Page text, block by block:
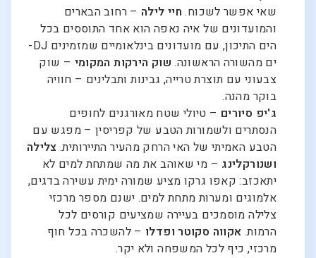
שאי אפשר לשכוח. חיי לילה – רחוב הבארים
והמועדונים של איה נאפה הוא אחד התוססים בכל
הים התיכון, עם מועדונים בינלאומיים שמזמינים DJ-
ים מהשורה הראשונה. שוק הירקות המקומי – שוק
צבעוני עם תוצרת טרייה, גבינות ותבלינים – חוויה
בוקר מהנה.
ג'יפ סיורים – טיולי שטח מאורגנים לחופים
הנסתרים ולשמורות הטבע של קפריסין – מפגש עם
הטבע האמיתי של האי הרחק מהעיר התיירותית. צלילה
ושנורקלינג – מי שאוהב את מה שמתחת למים לא
יתאכזב: קאפו גרקו מציע שמורה ימית עשירה בדגים,
אלמוגים ומערות מתחת למים. ישנם מספר מרכזי
צלילה מוסמכים בעיירה שמציעים קורסים לכל
הרמות. אקווה סקוטר ופדלו – להשכרה בכל חוף
מרכזי, כיף לכל המשפחה ולא יקר.